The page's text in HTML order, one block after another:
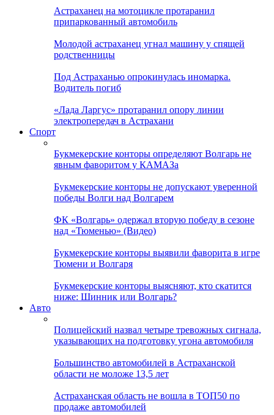
Астраханец на мотоцикле протаранил
припаркованный автомобиль
Молодой астраханец угнал машину у спящей
родственницы
Под Астраханью опрокинулась иномарка.
Водитель погиб
«Лада Ларгус» протаранил опору линии
электропередач в Астрахани
Спорт
Букмекерские конторы определяют Волгарь не
явным фаворитом у КАМАЗа
Букмекерские конторы не допускают уверенной
победы Волги над Волгарем
ФК «Волгарь» одержал вторую победу в сезоне
над «Тюменью» (Видео)
Букмекерские конторы выявили фаворита в игре
Тюмени и Волгаря
Букмекерские конторы выясняют, кто скатится
ниже: Шинник или Волгарь?
Авто
Полицейский назвал четыре тревожных сигнала,
указывающих на подготовку угона автомобиля
Большинство автомобилей в Астраханской
области не моложе 13,5 лет
Астраханская область не вошла в ТОП50 по
продаже автомобилей